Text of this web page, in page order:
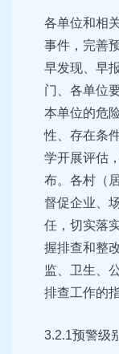
各单位和相
事件，完善
早发现、早
门、各单位
本单位的危
性、存在条
学开展评估
布。各村（
督促企业、
任，切实落
握排查和整
监、卫生、
排查工作的
3.2.1预警级